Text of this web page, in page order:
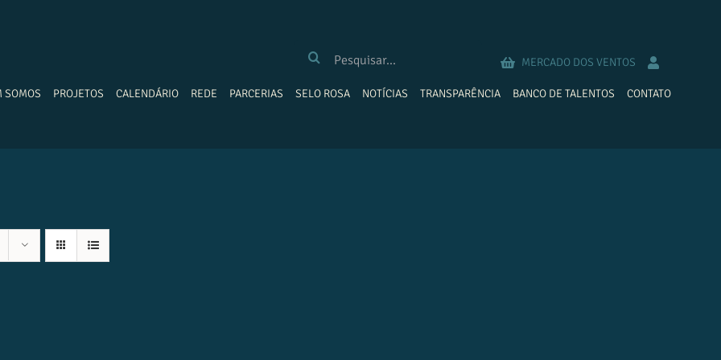
RESULTADOS
MERCADO DOS VENTOS
SOMOS PROJETOS CALENDÁRIO REDE PARCERIAS SELO ROSA NOTÍCIAS TRANSPARÊNCIA BANCO DE TALENTOS CONTATO